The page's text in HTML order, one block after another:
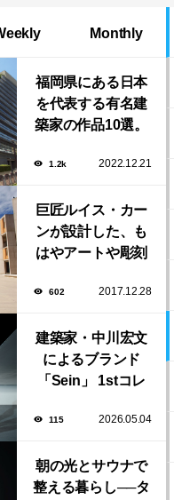
Monthly
福岡県にある日本
を代表する有名建
築家の作品10選。
タバから磯崎新に
1.2k 2022.12.21
巨匠ルイス・カー
ンが設計した、も
はやアートや彫刻
研究所」。
602 2017.12.28
建築家・中川宏文
によるブランド
「Sein」 1stコレ
表参道にて開催！
115 2026.05.04
朝の光とサウナで
整える暮らし──タ